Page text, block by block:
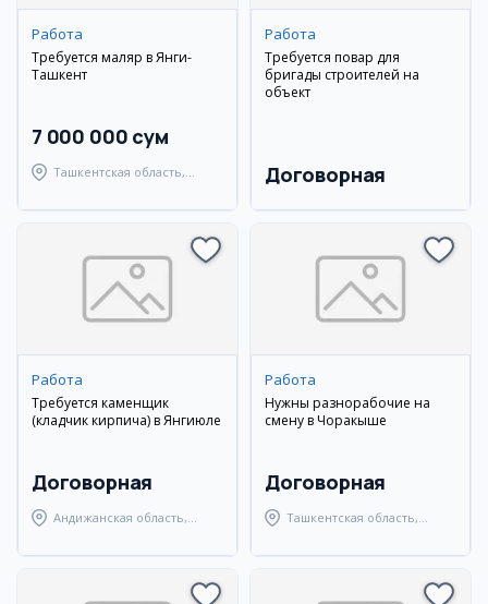
Работа
Требуется маляр в Янги-
Ташкент
7 000 000 сум
Ташкентская область,
Работа
Требуется повар для
бригады строителей на
объект
Договорная
Работа
Требуется каменщик
(кладчик кирпича) в Янгиюле
Договорная
Андижанская область,
Работа
Нужны разнорабочие на
смену в Чоракыше
Договорная
Ташкентская область,